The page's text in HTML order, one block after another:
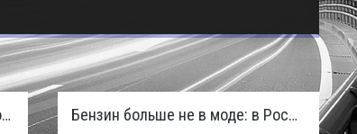
Таможенная служба РФ пересмотрела правила ввоза машин из ЕАЭС и начисляет пени покупателям Бензин больше не в моде: в России зафиксирован взрывной отказ от двигателей внутреннего сгорания